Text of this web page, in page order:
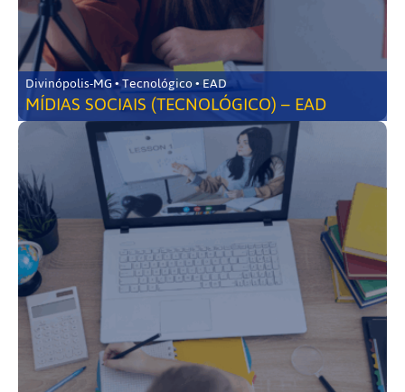
Divinópolis-MG • Tecnológico • EAD
MÍDIAS SOCIAIS (TECNOLÓGICO) – EAD